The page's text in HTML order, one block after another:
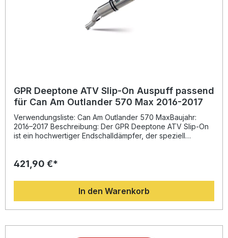
GPR Deeptone ATV Slip-On Auspuff passend
für Can Am Outlander 570 Max 2016-2017
Verwendungsliste: Can Am Outlander 570 MaxBaujahr:
2016–2017 Beschreibung: Der GPR Deeptone ATV Slip-On
ist ein hochwertiger Endschalldämpfer, der speziell
GPR in der Motorrad-Weltmeisterschaft profitieren Sie von
Drehmoment und Klang Ihres Fahrzeugs verbessert. Der
Deeptone Slip-On überzeugt durch eine deutliche
Gewichtseinsparung gegenüber dem Seriensystem und
verleiht Ihrem ATV einen sportlich-markanteren Sound mit
DIN-zertifizierten Qualitätsstandards, bietet der Auspuff ein
421,90 €*
In den Warenkorb